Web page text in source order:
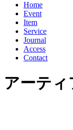
Home
Event
Item
Service
Journal
Access
Contact
アーティ